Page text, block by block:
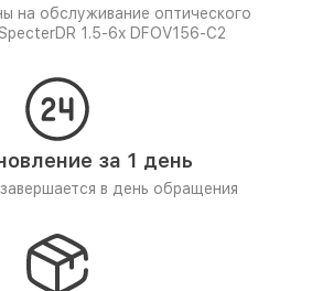
на обслуживание оптического
1.5-6x DFOV156-C2
за 1 день
в день обращения